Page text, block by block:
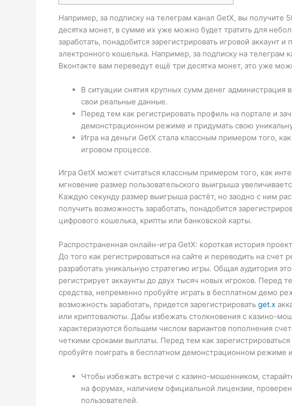
Например, за подписку на телеграм канал GetX, вы получите
десятка монет, в сумме их уже можно будет тратить для
заработать, понадобится зарегистрировать игровой
электронного кошелька. Например, за подписку на телеграм
Вконтакте вам переведут ещё три десятка монет, это уже
В ситуации снятия крупных сумм денег администрация
свои реальные данные.
Перед тем как регистрировать профиль на портале и
демонстрационном режиме и придумать свою
Игра на деньги GetX стала классным примером того,
игровом процессе.
Игра GetX может считаться классным примером того, как
мгновение размер пользовательского выигрыша
Каждую секунду размер выигрыша растёт, но заодно с ним
получить возможность заработать, понадобится
цифрового кошелька, крипты или банковской карты.
Распространенная онлайн-игра GetX: короткая история
До того как регистрироваться на сайте и переводить на
разработать уникальную стратегию игры. Общая аудитория
регистрирует аккаунты до двух тысяч новых игроков. Перед
средства, непременно пробуйте играть в бесплатном демо
возможность заработать, придется зарегистрировать get.x
или криптовалюты. Дабы избежать столкновения с казино-
характеризуются большим числом вариантов пополнения
четкими сроками выплаты. Перед тем как
пробуйте поиграть в бесплатном демонстрационном режиме
Чтобы избежать встречи с казино-мошенником,
на форумах, наличием официальной лицензии,
пользователей.